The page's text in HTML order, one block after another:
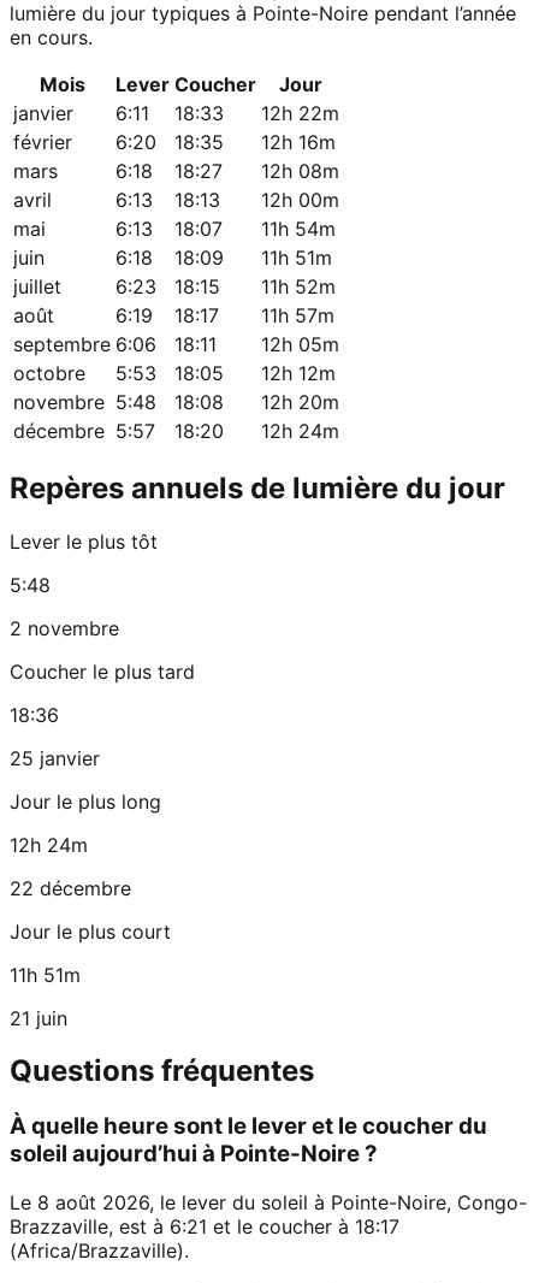
lumière du jour typiques à Pointe-Noire pendant l’année
en cours.
Mois
Lever Coucher
Jour
janvier
6:11 18:33
12h 22m
février
6:20 18:35
12h 16m
mars
6:18 18:27
12h 08m
avril
6:13 18:13
12h 00m
mai
6:13 18:07
11h 54m
juin
6:18 18:09
11h 51m
juillet
6:23 18:15
11h 52m
août
6:19 18:17
11h 57m
septembre 6:06 18:11
12h 05m
octobre
5:53 18:05
12h 12m
novembre 5:48 18:08
12h 20m
décembre 5:57 18:20 12h 24m
Repères annuels de lumière du jour
Lever le plus tôt
5:48
2 novembre
Coucher le plus tard
18:36
25 janvier
Jour le plus long
12h 24m
22 décembre
Jour le plus court
11h 51m
21 juin
Questions fréquentes
À quelle heure sont le lever et le coucher du
soleil aujourd’hui à Pointe-Noire ?
Le 8 août 2026, le lever du soleil à Pointe-Noire, Congo-
Brazzaville, est à 6:21 et le coucher à 18:17
(Africa/Brazzaville).